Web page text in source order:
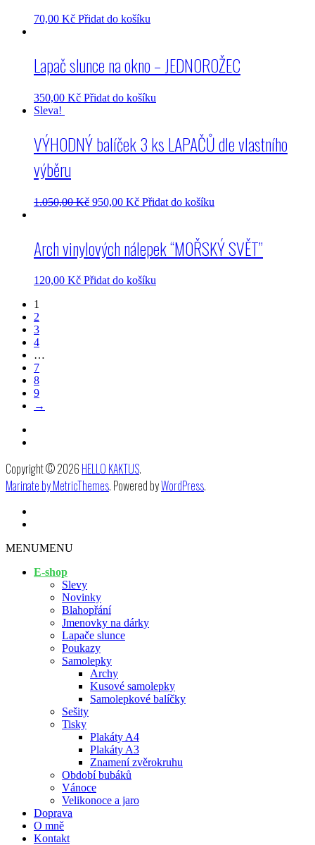
70,00 Kč Přidat do košíku
Lapač slunce na okno – JEDNOROŽEC
350,00 Kč Přidat do košíku
Sleva!
VÝHODNÝ balíček 3 ks LAPAČŮ dle vlastního
výběru
1.050,00Kč 950,00 Kč Přidat do košíku
Arch vinylových nálepek “MOŘSKÝ SVĚT”
120,00 Kč Přidat do košíku
1
2
3
4
…
7
8
9
→
Copyright © 2026 HELLO KAKTUS.
Marinate by MetricThemes. Powered byWordPress.
MENUMENU
E-shop
Slevy
Novinky
Blahopřání
Jmenovky na dárky
Lapače slunce
Poukazy
Samolepky
Archy
Kusové samolepky
Samolepkové balíčky
Sešity
Tisky
Plakáty A4
Plakáty A3
Znamení zvěrokruhu
Období bubáků
Vánoce
Velikonoce a jaro
Doprava
O mně
Kontakt